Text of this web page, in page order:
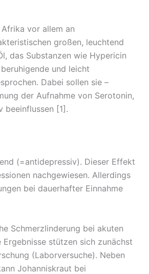
vor allem an
großen, leuchtend
das Substanzen wie Hypericin
und leicht
Dabei sollen sie –
der Aufnahme von Serotonin,
beeinflussen [1].
(=antidepressiv). Dieser Effekt
nachgewiesen. Allerdings
bei dauerhafter Einnahme
Schmerzlinderung bei akuten
stützen sich zunächst
(Laborversuche). Neben
Johanniskraut bei